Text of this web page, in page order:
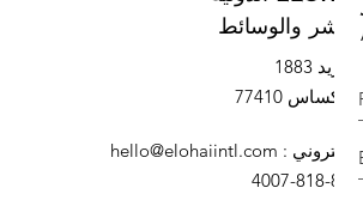
النشر والوسائط
1883
تكساس 77410
:
hello@elohaiintl.com
: